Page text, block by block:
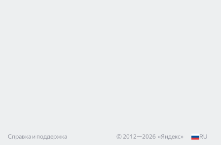
Справка и поддержка © 2012—2026 «Яндекс» RU